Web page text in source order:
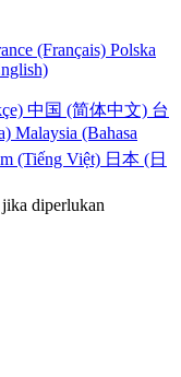
(Français) Polska
中国 (简体中文) 台
Malaysia (Bahasa
(Tiếng Việt) 日本 (日
diperlukan